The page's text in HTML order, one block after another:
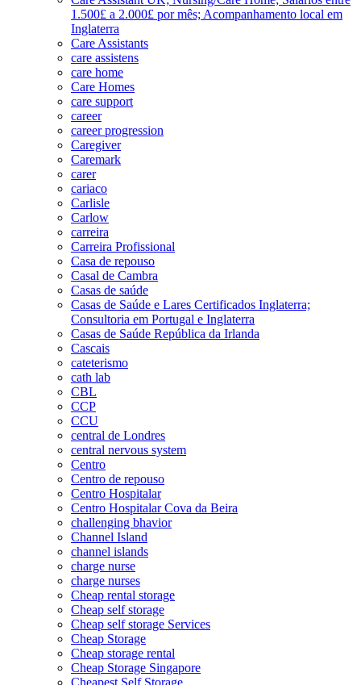
1.500£ a 2.000£ por mês; Acompanhamento local em
Inglaterra
Care Assistants
care assistens
care home
Care Homes
care support
career
career progression
Caregiver
Caremark
carer
cariaco
Carlisle
Carlow
carreira
Carreira Profissional
Casa de repouso
Casal de Cambra
Casas de saúde
Casas de Saúde e Lares Certificados Inglaterra;
Consultoria em Portugal e Inglaterra
Casas de Saúde República da Irlanda
Cascais
cateterismo
cath lab
CBL
CCP
CCU
central de Londres
central nervous system
Centro
Centro de repouso
Centro Hospitalar
Centro Hospitalar Cova da Beira
challenging bhavior
Channel Island
channel islands
charge nurse
charge nurses
Cheap rental storage
Cheap self storage
Cheap self storage Services
Cheap Storage
Cheap storage rental
Cheap Storage Singapore
Cheapest Self Storage